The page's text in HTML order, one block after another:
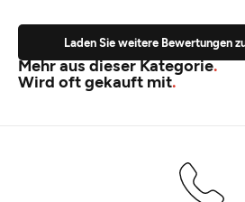
Laden Sie weitere Bewertungen
Mehr aus dieser Kategorie
Wird oft gekauft mit